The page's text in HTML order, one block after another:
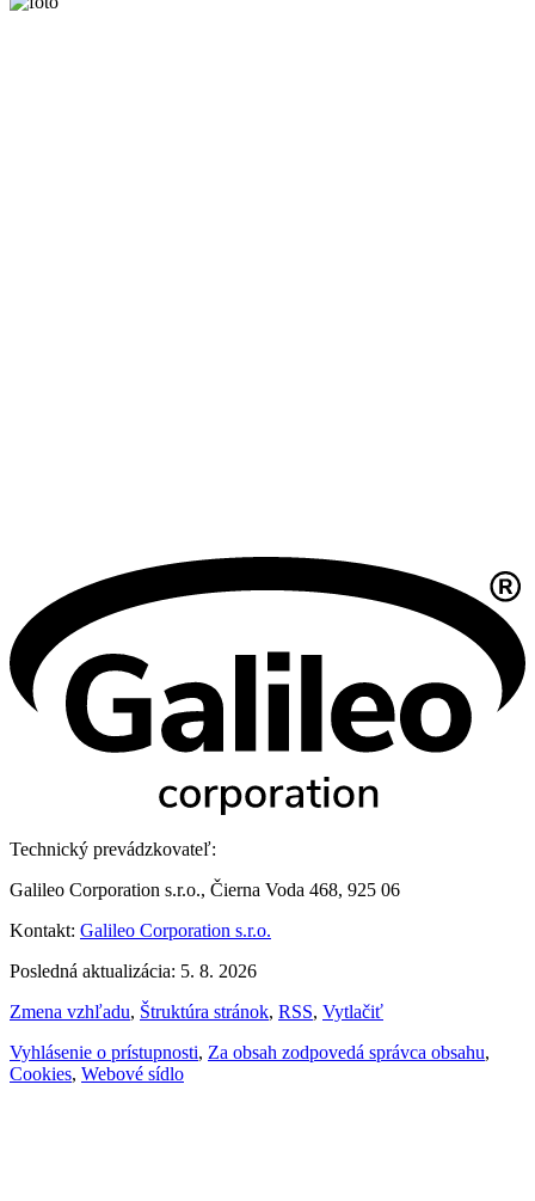
Technický prevádzkovateľ:
Galileo Corporation s.r.o., Čierna Voda 468, 925 06
Kontakt: Galileo Corporation s.r.o.
Posledná aktualizácia: 5. 8. 2026
Zmena vzhľadu, Štruktúra stránok, RSS, Vytlačiť
Vyhlásenie o prístupnosti, Za obsah zodpovedá správca obsahu,
Cookies, Webové sídlo